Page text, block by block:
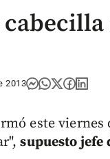
2013
este viernes
supuesto jefe